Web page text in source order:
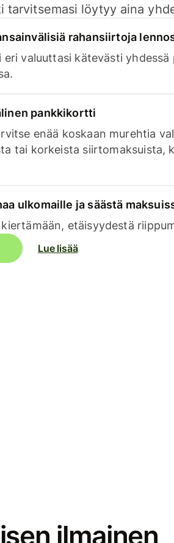
tarvitsemasi löytyy aina
rahansiirtoja
eri valuuttasi kätevästi yhdessä
pankkikortti
enää koskaan murehtia
tai korkeista siirtomaksuista,
ulkomaille ja säästä
etäisyydestä
Lue lisää
ilmainen